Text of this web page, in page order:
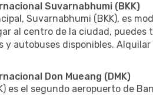
Suvarnabhumi (BKK)
Suvarnabhumi (BKK), es
al centro de la ciudad,
y autobuses disponibles.
Don Mueang (DMK)
es el segundo aeropuerto de